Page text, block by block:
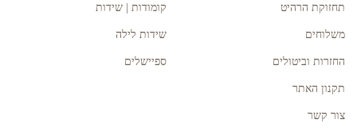
תחזוקת הרהיט
משלוחים
החזרות וביטולים
תקנון האתר
צור קשר
קומודות | שידות
שידות לילה
ספיישלים